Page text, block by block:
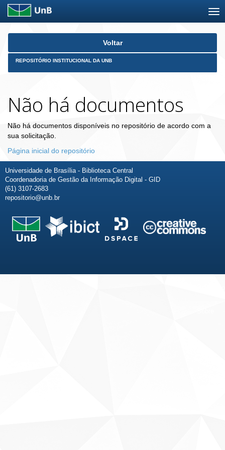
Skip
Voltar
REPOSITÓRIO INSTITUCIONAL DA UNB
Não há documentos
Não há documentos disponíveis no repositório de acordo com a
sua solicitação.
Página inicial do repositório
Universidade de Brasília - Biblioteca Central
Coordenadoria de Gestão da Informação Digital - GID
(61) 3107-2683
repositorio@unb.br